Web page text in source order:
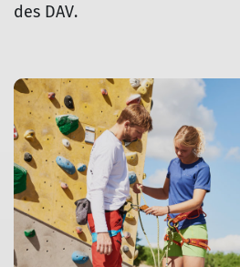
des DAV.